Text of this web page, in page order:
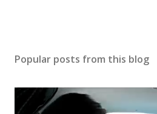
Popular posts from this blog